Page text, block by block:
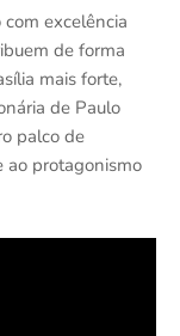
excelência
de forma
mais forte,
de Paulo
palco de
ao protagonismo